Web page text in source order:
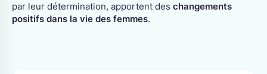
par leur détermination, apportent des changements
positifs dans la vie des femmes.